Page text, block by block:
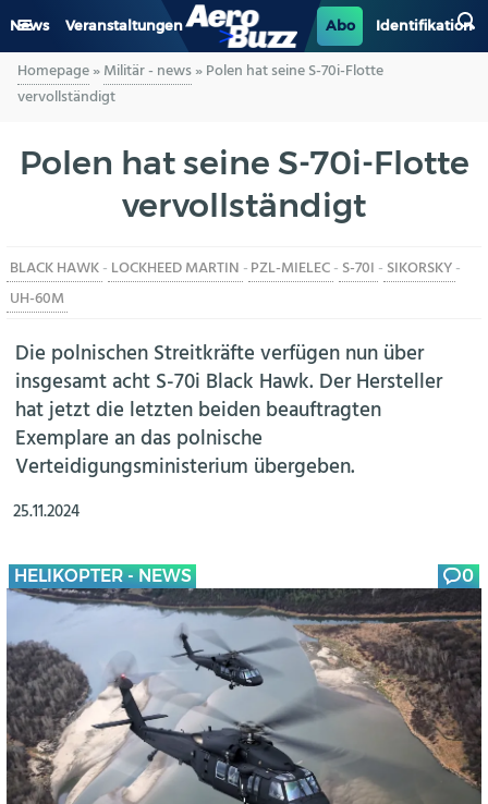
News Veranstaltungen Abo Identifikation
GENERAL AVIATION
LUFTVERKEHR
INDUSTRIE
HELIKOPTER
BERUFE
AERO-KULTUR
Homepage»Militär - news»Polen hat seine S-70i-Flotte
vervollständigt
Polen hat seine S-70i-Flotte
vervollständigt
BLACK HAWK- LOCKHEED MARTIN -PZL-MIELEC- S-70I - SIKORSKY-
UH-60M
Die polnischen Streitkräfte verfügen nun über
insgesamt acht S-70i Black Hawk. Der Hersteller
hat jetzt die letzten beiden beauftragten
Exemplare an das polnische
Verteidigungsministerium übergeben.
25.11.2024
HELIKOPTER - NEWS 0